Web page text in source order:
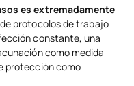
es extremadamente
protocolos de trabajo
constante, una
como medida
protección como